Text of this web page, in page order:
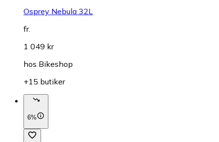
Osprey Nebula 32L
fr.
1 049 kr
hos Bikeshop
+15 butiker
6%